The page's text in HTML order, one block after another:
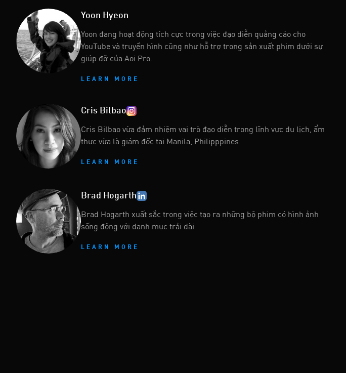
Yoon Hyeon
Yoon đang hoạt động tích cực trong việc đạo diễn quảng cáo cho
YouTube và truyền hình cũng như hỗ trợ trong sản xuất phim dưới sự
giúp đỡ của Aoi Pro.
LEARN MORE
Cris Bilbao
Cris Bilbao vừa đảm nhiệm vai trò đạo diễn trong lĩnh vực du lịch, ẩm
thực vừa là giám đốc tại Manila, Philipppines.
LEARN MORE
Brad Hogarth
Brad Hogarth xuất sắc trong việc tạo ra những bộ phim có hình ảnh
sống động với danh mục trải dài
LEARN MORE